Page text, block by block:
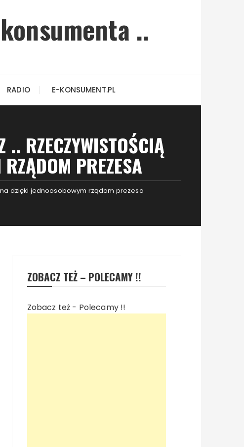
..
RADIO E-KONSUMENT.PL
.. RZECZYWISTOŚCIĄ
PREZESA
dzięki jednoosobowym rządom prezesa
ZOBACZ TEŻ – POLECAMY !!
Zobacz też - Polecamy !!